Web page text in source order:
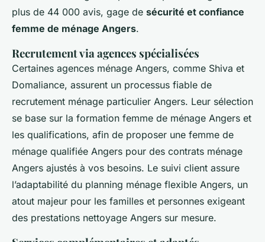
plus de 44 000 avis, gage de sécurité et confiance
femme de ménage Angers.
Recrutement via agences spécialisées
Certaines agences ménage Angers, comme Shiva et
Domaliance, assurent un processus fiable de
recrutement ménage particulier Angers. Leur sélection
se base sur la formation femme de ménage Angers et
les qualifications, afin de proposer une femme de
ménage qualifiée Angers pour des contrats ménage
Angers ajustés à vos besoins. Le suivi client assure
l’adaptabilité du planning ménage flexible Angers, un
atout majeur pour les familles et personnes exigeant
des prestations nettoyage Angers sur mesure.